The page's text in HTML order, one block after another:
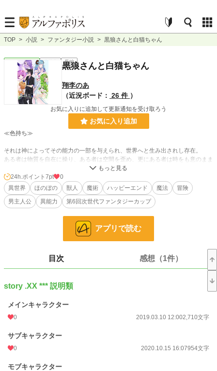
TOP > 小説 > ファンタジー小説 > 黒狼さんと白猫ちゃん
ファンタジー 連載中 長編
黒狼さんと白猫ちゃん
翔李のあ
（近況ボード： 26 件 ）
お気に入りに追加して更新通知を受け取ろう
お気に入り追加
≪色持ち≫
それは神によってその能力の一部を与えられ、世界へと生み出されし存在。
ある者は物質を自在に操り、ある者は空間を歪め、更にある者は時をも意のまま
彼等は世界にほんのひとつまみだけ存在し、神の化身と呼ばれ崇められてきた。
だが、数千の時を経て魔術や科学が発展した現在、その存在は徐々に認知されな
くなっていった。
そんな中、色持ちであるオオカミ族の青年ロルフと猫娘のシャルロッテは平和に
しかし、少しずつ、だが着実に、密かに起こり始めた異常事態へと巻き込まれて
一見平和に思えるこの世界で何が起きているのか。
それぞれの思惑を胸に世界を旅する彼等が辿り着いた真相とは……？
これは人間が住む世界の裏側の、獣人世界の物語。
※この作品は下記小説投稿サイトにも掲載しています。
小説 37,156 位 / 228,620 件
24h.ポイント 7pt
0
異世界
ほのぼの 獣人 魔術 ハッピーエンド 魔法
冒険
男主人公
異能力 第6回次世代ファンタジーカップ
アプリで読む
目次 感想（1件）
story .XX *** 説明類
メインキャラクター
0 2019.03.10 12:002,710文字
サブキャラクター
0 2020.10.15 16:07954文字
モブキャラクター